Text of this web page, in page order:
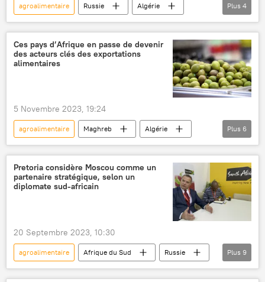
agroalimentaire Russie
Algérie
Maghreb
coopération
commerce
Organisation mondiale du commerce (OMC)
Plus 4
Ces pays d’Afrique en passe de devenir
des acteurs clés des exportations
alimentaires
5 Novembre 2023, 19:24
agroalimentaire Maghreb
Algérie
Tunisie
Maroc
exportations
agriculture
économie
produits alimentaires
Plus 6
Pretoria considère Moscou comme un
partenaire stratégique, selon un
diplomate sud-africain
20 Septembre 2023, 10:30
agroalimentaire Afrique du Sud
Russie
BRICS
commerce
exportations
Plus 9